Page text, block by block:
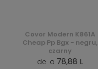
Covor Modern K861A
Cheap Pp Bgx - negru,
czarny
de la 78,88 L